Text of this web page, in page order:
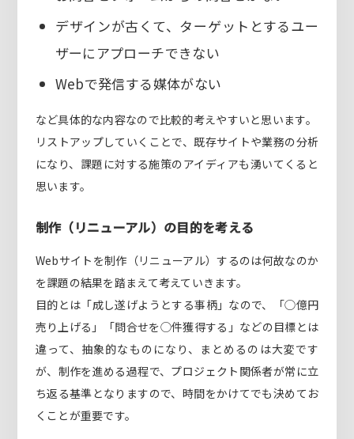
デザインが古くて、ターゲットとするユー
ザーにアプローチできない
Webで発信する媒体がない
など具体的な内容なので比較的考えやすいと思います。
リストアップしていくことで、既存サイトや業務の分析
になり、課題に対する施策のアイディアも湧いてくると
思います。
制作（リニューアル）の目的を考える
Webサイトを制作（リニューアル）するのは何故なのか
を課題の結果を踏まえて考えていきます。
目的とは「成し遂げようとする事柄」なので、「◯億円
売り上げる」「問合せを◯件獲得する」などの目標とは
違って、抽象的なものになり、まとめるのは大変です
が、制作を進める過程で、プロジェクト関係者が常に立
ち返る基準となりますので、時間をかけてでも決めてお
くことが重要です。